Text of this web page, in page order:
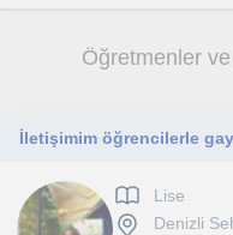
Öğretmenler
Lise
Denizli